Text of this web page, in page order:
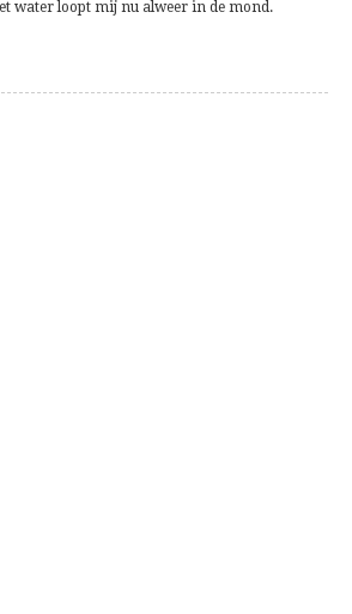
water loopt mij nu alweer in de mond.